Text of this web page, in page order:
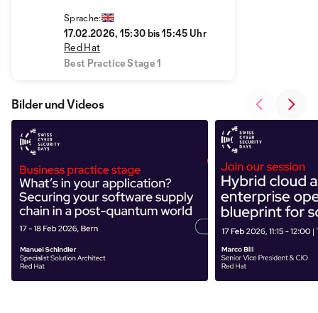
Sprache:
17.02.2026, 15:30 bis 15:45 Uhr
Red Hat
Best Practice Stage 1
Bilder und Videos